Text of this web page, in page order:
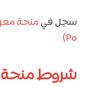
سجل في
Po)
شروط منحة